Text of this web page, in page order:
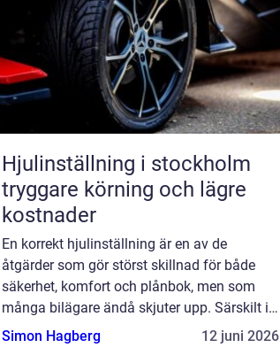
Hjulinställning i stockholm
tryggare körning och lägre
kostnader
En korrekt hjulinställning är en av de
åtgärder som gör störst skillnad för både
säkerhet, komfort och plånbok, men som
många bilägare ändå skjuter upp. Särskilt i
en stad som Stockholm, med gropar, spårig
Simon Hagberg 12 juni 2026